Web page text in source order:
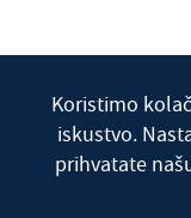
Koristimo
iskustvo.
prihvatate